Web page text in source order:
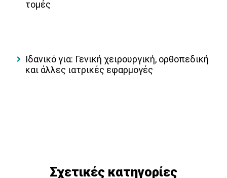
τομές
Ιδανικό για: Γενική χειρουργική, ορθοπεδική
και άλλες ιατρικές εφαρμογές
Σχετικές κατηγορίες